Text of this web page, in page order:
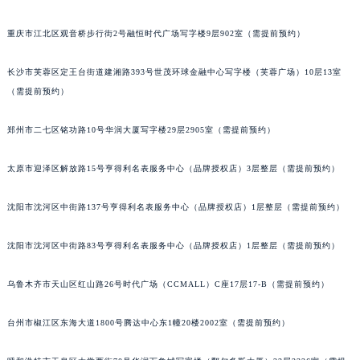
重庆市江北区观音桥步行街2号融恒时代广场写字楼9层902室（需提前预约）
长沙市芙蓉区定王台街道建湘路393号世茂环球金融中心写字楼（芙蓉广场）10层13室
（需提前预约）
郑州市二七区铭功路10号华润大厦写字楼29层2905室（需提前预约）
太原市迎泽区解放路15号亨得利名表服务中心（品牌授权店）3层整层（需提前预约）
沈阳市沈河区中街路137号亨得利名表服务中心（品牌授权店）1层整层（需提前预约）
沈阳市沈河区中街路83号亨得利名表服务中心（品牌授权店）1层整层（需提前预约）
乌鲁木齐市天山区红山路26号时代广场（CCMALL）C座17层17-B（需提前预约）
台州市椒江区东海大道1800号腾达中心东1幢20楼2002室（需提前预约）